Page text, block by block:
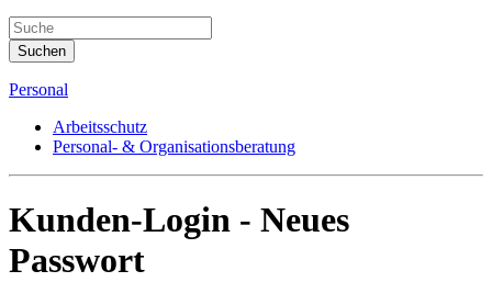
Suchen
Personal
Arbeitsschutz
Personal- & Organisationsberatung
Kunden-Login - Neues
Passwort